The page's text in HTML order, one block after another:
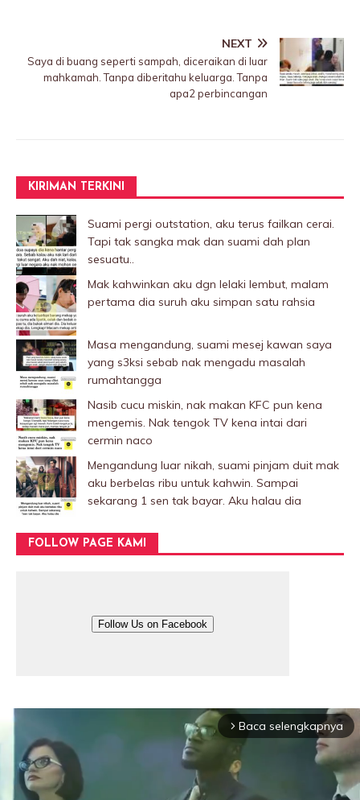
NEXT
Saya di buang seperti sampah, diceraikan di luar
mahkamah. Tanpa diberitahu keluarga. Tanpa
apa2 perbincangan
KIRIMAN TERKINI
Suami pergi outstation, aku terus failkan cerai.
Tapi tak sangka mak dan suami dah plan
sesuatu..
Mak kahwinkan aku dgn lelaki Iembut, malam
pertama dia suruh aku simpan satu rahsia
Masa mengandung, suami mesej kawan saya
yang s3ksi sebab nak mengadu masalah
rumahtangga
Nasib cucu miskin, nak makan KFC pun kena
mengemis. Nak tengok TV kena intai dari
cermin naco
Mengandung luar nikah, suami pinjam duit mak
aku berbelas ribu untuk kahwin. Sampai
sekarang 1 sen tak bayar. Aku halau dia
FOLLOW PAGE KAMI
Follow Us on Facebook
arrow_forward_ios Baca selengkapnya